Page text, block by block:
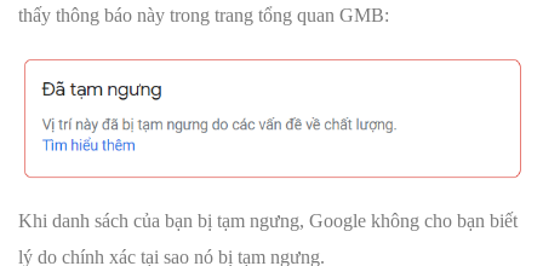
thấy thông báo này trong trang tổng quan GMB:
Khi danh sách của bạn bị tạm ngưng, Google không cho bạn biết
lý do chính xác tại sao nó bị tạm ngưng.